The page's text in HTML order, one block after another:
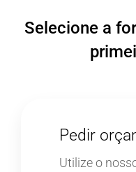
Selecione a
Pedir
Utilize o